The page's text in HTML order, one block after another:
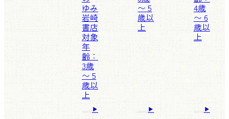
ゆみ
岩崎
書店
対象
年
齢：
3歳
〜 5
歳以
上
〜 5
歳以
上
4歳
〜 6
歳以
上